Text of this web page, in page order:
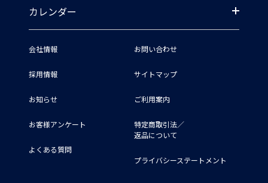
カレンダー
会社情報
採用情報
お知らせ
お客様アンケート
よくある質問
お問い合わせ
サイトマップ
ご利用案内
特定商取引法／
返品について
プライバシーステートメント